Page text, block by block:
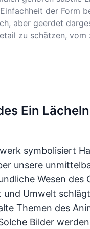
der Form
aber geerdet
zu schätzen,
Ein
symbolisiert
unsere
Wesen des
Umwelt
Themen des
Bilder